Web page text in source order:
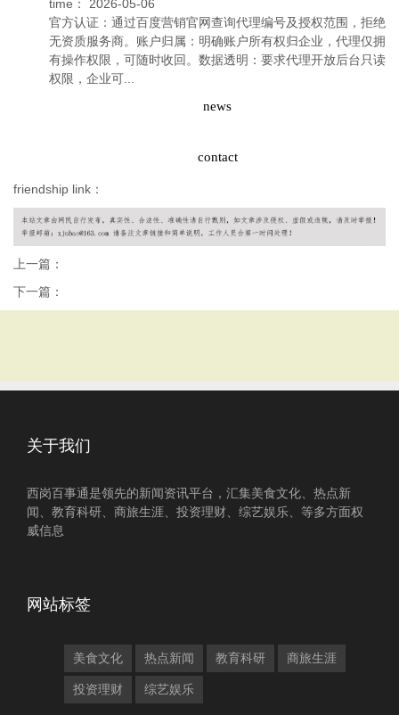
time：
2026-05-06
官方认证：通过百度营销官网查询代理编号及授权范围，拒绝
无资质服务商。账户归属：明确账户所有权归企业，代理仅拥
有操作权限，可随时收回。数据透明：要求代理开放后台只读
权限，企业可...
news
contact
friendship link：
上一篇：
下一篇：
关于我们
西岗百事通是领先的新闻资讯平台，汇集美食文化、热点新
闻、教育科研、商旅生涯、投资理财、综艺娱乐、等多方面权
威信息
网站标签
美食文化 热点新闻 教育科研 商旅生涯
投资理财 综艺娱乐